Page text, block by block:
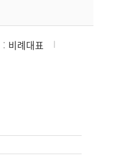
비례대표